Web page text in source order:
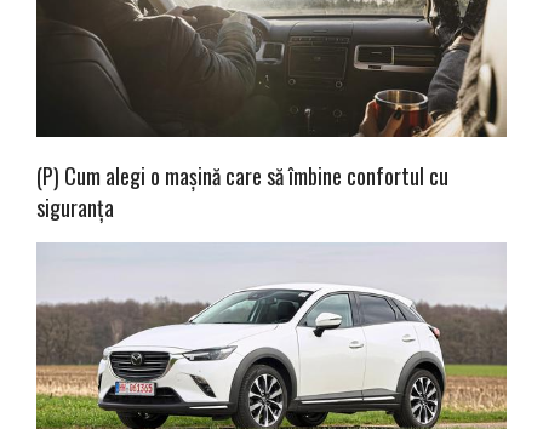
(P) Cum alegi o mașină care să îmbine confortul cu
siguranța